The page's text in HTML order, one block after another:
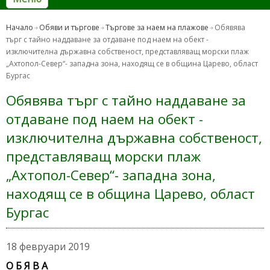
Начало Обяви и търгове Търгове за наем на плажове
Обявява
търг с тайно наддаване за отдаване под наем на обект -
изключителна държавна собственост, представляващ морски плаж
„Ахтопол-Север“- западна зона, находящ се в община Царево, област
Бургас
Обявява търг с тайно наддаване за
отдаване под наем на обект -
изключителна държавна собственост,
представляващ морски плаж
„Ахтопол-Север“- западна зона,
находящ се в община Царево, област
Бургас
18 февруари 2019
О Б Я В А